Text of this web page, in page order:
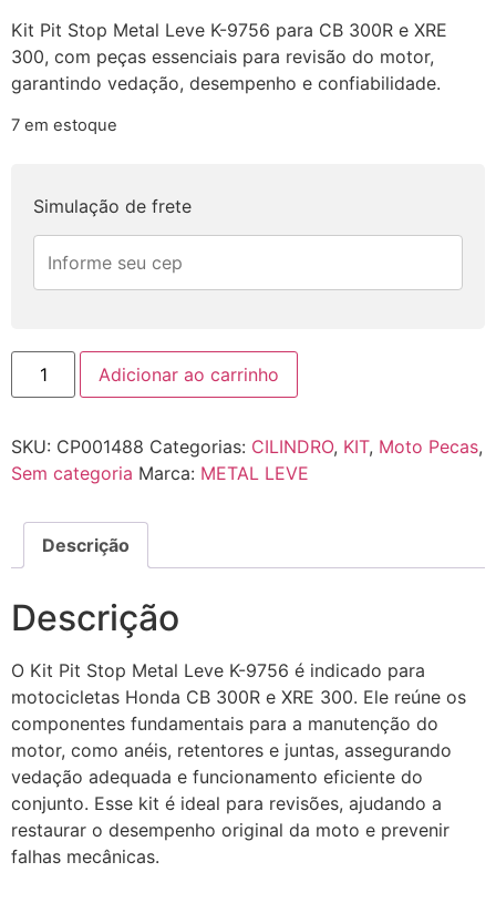
Kit Pit Stop Metal Leve K-9756 para CB 300R e XRE
300, com peças essenciais para revisão do motor,
garantindo vedação, desempenho e confiabilidade.
7 em estoque
Simulação de frete
Adicionar ao carrinho
SKU: CP001488 Categorias: CILINDRO, KIT, Moto Pecas,
Sem categoria Marca: METAL LEVE
Descrição
Descrição
O Kit Pit Stop Metal Leve K-9756 é indicado para
motocicletas Honda CB 300R e XRE 300. Ele reúne os
componentes fundamentais para a manutenção do
motor, como anéis, retentores e juntas, assegurando
vedação adequada e funcionamento eficiente do
conjunto. Esse kit é ideal para revisões, ajudando a
restaurar o desempenho original da moto e prevenir
falhas mecânicas.